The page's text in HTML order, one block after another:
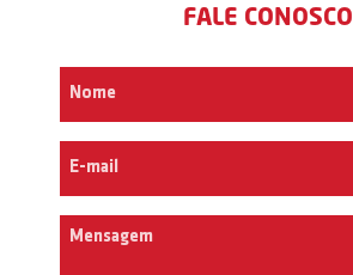
FALE CONOSCO